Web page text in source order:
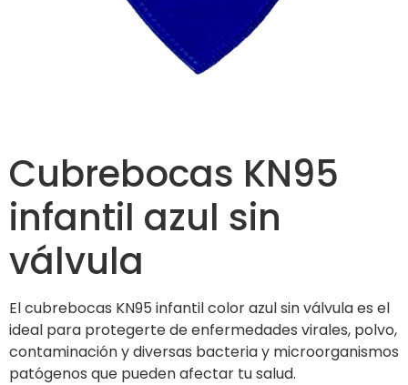
Cubrebocas KN95
infantil azul sin
válvula
El cubrebocas KN95 infantil color azul sin válvula es el
ideal para protegerte de enfermedades virales, polvo,
contaminación y diversas bacteria y microorganismos
patógenos que pueden afectar tu salud.